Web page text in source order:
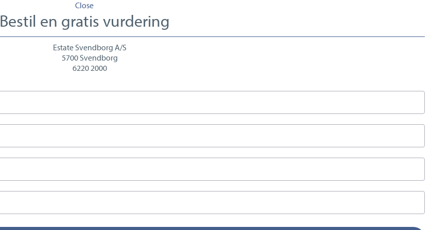
Close
Bestil en gratis vurdering
Estate Svendborg A/S
5700 Svendborg
6220 2000